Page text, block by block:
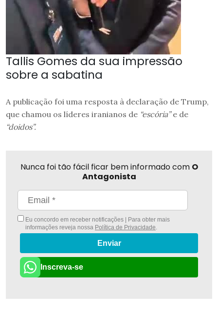
Tallis Gomes da sua impressão
sobre a sabatina
A publicação foi uma resposta à declaração de Trump,
que chamou os líderes iranianos de “escória”e de
“doidos”.
Nunca foi tão fácil ficar bem informado com O
Antagonista
Eu concordo em receber notificações | Para obter mais
informações reveja nossa Política de Privacidade.
Enviar
Inscreva-se